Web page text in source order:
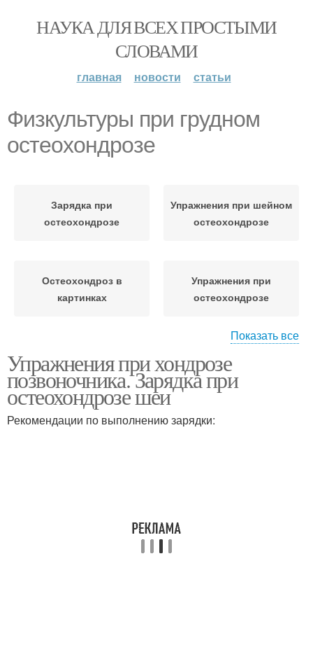
НАУКА ДЛЯ ВСЕХ ПРОСТЫМИ
СЛОВАМИ
главная новости статьи
Физкультуры при грудном
остеохондрозе
Зарядка при
остеохондрозе
Упражнения при шейном
остеохондрозе
Остеохондроз в
картинках
Упражнения при
остеохондрозе
Лечебная физкультура
остеохондрозе
Показать все
Упражнения при хондрозе
позвоночника. Зарядка при
остеохондрозе шеи
Рекомендации по выполнению зарядки: